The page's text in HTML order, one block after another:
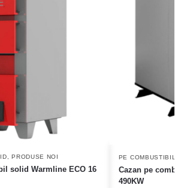
, PRODUSE NOI
solid Warmline ECO 16
PE
Cazan pe
490KW